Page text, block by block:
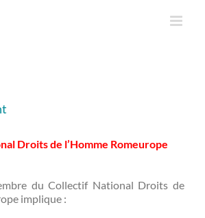
Droits de l’Homme Romeurope
du Collectif National Droits de
implique :